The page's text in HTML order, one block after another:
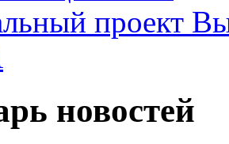
проект
новостей